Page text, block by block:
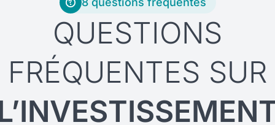
QUESTIONS
FRÉQUENTES SUR